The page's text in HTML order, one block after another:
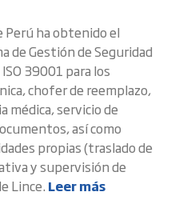
ha obtenido el
de Gestión de Seguridad
39001 para los
chofer de reemplazo,
médica, servicio de
así como
propias (traslado de
y supervisión de
Lince. Leer más